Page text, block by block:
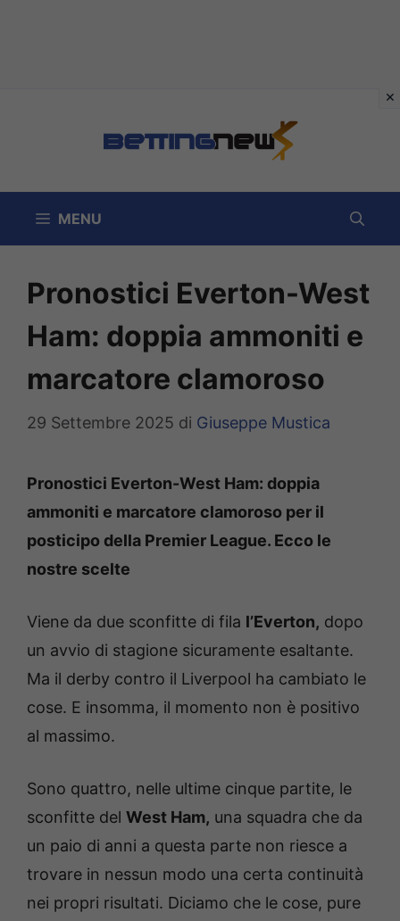
MENU
Pronostici Everton-West
Ham: doppia ammoniti e
marcatore clamoroso
29 Settembre 2025 di Giuseppe Mustica
Pronostici Everton-West Ham: doppia
ammoniti e marcatore clamoroso per il
posticipo della Premier League. Ecco le
nostre scelte
Viene da due sconfitte di fila l’Everton, dopo
un avvio di stagione sicuramente esaltante.
Ma il derby contro il Liverpool ha cambiato le
cose. E insomma, il momento non è positivo
al massimo.
Sono quattro, nelle ultime cinque partite, le
sconfitte del West Ham, una squadra che da
un paio di anni a questa parte non riesce a
trovare in nessun modo una certa continuità
nei propri risultati. Diciamo che le cose, pure